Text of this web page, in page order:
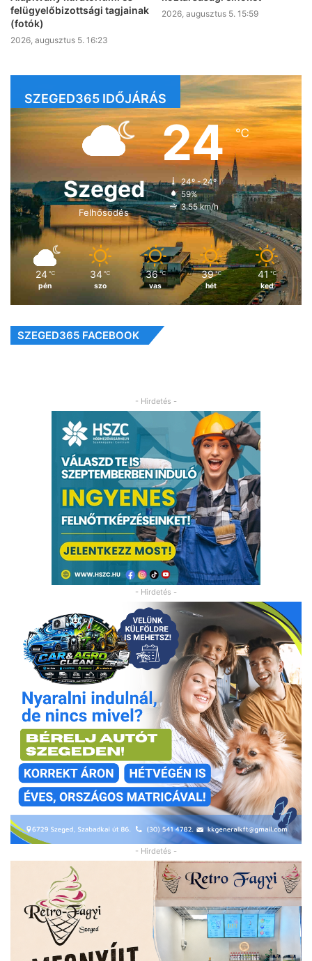
felügyelőbizottsági tagjainak
(fotók)
2026, augusztus 5. 16:23
2026, augusztus 5. 15:59
SZEGED365 IDŐJÁRÁS
Szeged
Felhősödés
24℃
24º - 24º
59%
3.55 km/h
24 ℃
pén
34 ℃
szo
36 ℃
vas
39 ℃
hét
41 ℃
ked
SZEGED365 FACEBOOK
- Hirdetés -
- Hirdetés -
- Hirdetés -